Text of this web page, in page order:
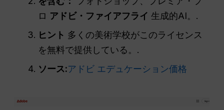
ロ アドビ・ファイアフライ 生成的AI。.
ヒント 多くの美術学校がこのライセンス
を無料で提供している。.
ソース:アドビ エデュケーション価格